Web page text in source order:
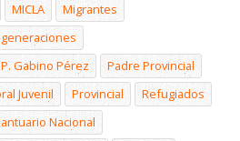
MICLA
Migrantes
P. Gabino Pérez
Padre Provincial
Juvenil Provincial
Refugiados
Nacional